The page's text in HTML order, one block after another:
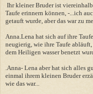
Ihr kleiner Bruder ist
Taufe erinnern können, -...ich
getauft wurde, aber das war zu
Anna.Lena hat sich auf ihre
neugierig, wie ihre Taufe
dem Heiligen wasser benetzt
.Anna- Lena aber hat sich alles
einmal ihrem kleinen Bruder
wie das war...